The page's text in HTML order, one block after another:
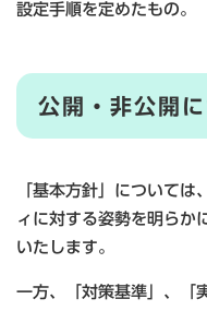
設定手順を定めたもの。
公開・非公開
「基本方針」について
ィに対する姿勢を明らか
いたします。
一方、「対策基準」、「